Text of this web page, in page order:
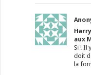
aux
Si ! Il
doit
la